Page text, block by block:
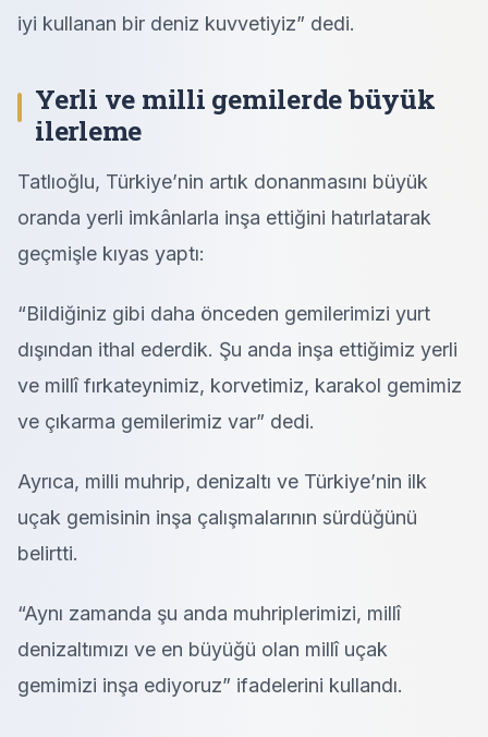
iyi kullanan bir deniz kuvvetiyiz” dedi.
Yerli ve milli gemilerde büyük
ilerleme
Tatlıoğlu, Türkiye’nin artık donanmasını büyük
oranda yerli imkânlarla inşa ettiğini hatırlatarak
geçmişle kıyas yaptı:
“Bildiğiniz gibi daha önceden gemilerimizi yurt
dışından ithal ederdik. Şu anda inşa ettiğimiz yerli
ve millî fırkateynimiz, korvetimiz, karakol gemimiz
ve çıkarma gemilerimiz var” dedi.
Ayrıca, milli muhrip, denizaltı ve Türkiye’nin ilk
uçak gemisinin inşa çalışmalarının sürdüğünü
belirtti.
“Aynı zamanda şu anda muhriplerimizi, millî
denizaltımızı ve en büyüğü olan millî uçak
gemimizi inşa ediyoruz” ifadelerini kullandı.